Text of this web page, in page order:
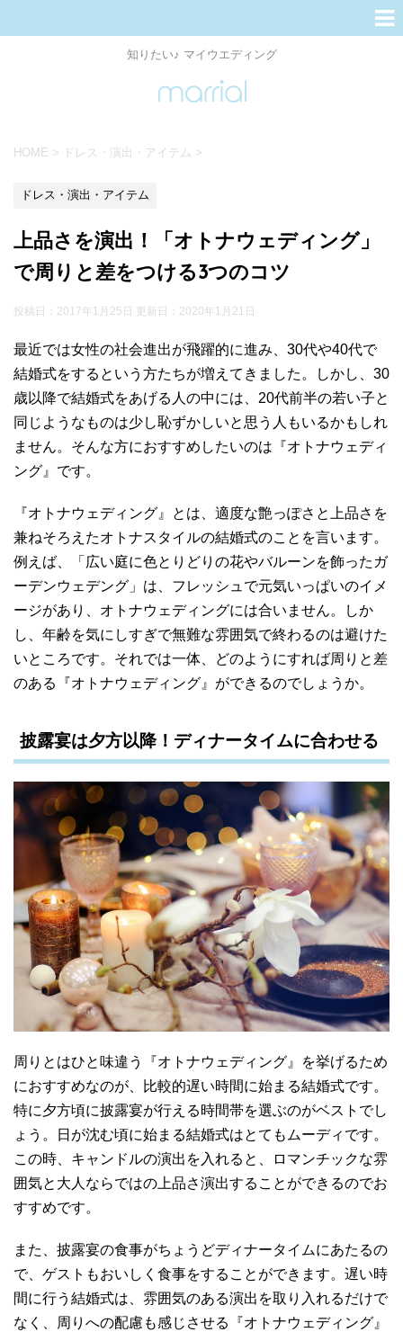
知りたい♪ マイウエディング
HOME > ドレス・演出・アイテム >
ドレス・演出・アイテム
上品さを演出！「オトナウェディング」
で周りと差をつける3つのコツ
投稿日：2017年1月25日 更新日： 2020年1月21日
最近では女性の社会進出が飛躍的に進み、30代や40代で
結婚式をするという方たちが増えてきました。しかし、30
歳以降で結婚式をあげる人の中には、20代前半の若い子と
同じようなものは少し恥ずかしいと思う人もいるかもしれ
ません。そんな方におすすめしたいのは『オトナウェディ
ング』です。
『オトナウェディング』とは、適度な艶っぽさと上品さを
兼ねそろえたオトナスタイルの結婚式のことを言います。
例えば、「広い庭に色とりどりの花やバルーンを飾ったガ
ーデンウェデング」は、フレッシュで元気いっぱいのイメ
ージがあり、オトナウェディングには合いません。しか
し、年齢を気にしすぎで無難な雰囲気で終わるのは避けた
いところです。それでは一体、どのようにすれば周りと差
のある『オトナウェディング』ができるのでしょうか。
披露宴は夕方以降！ディナータイムに合わせる
周りとはひと味違う『オトナウェディング』を挙げるため
におすすめなのが、比較的遅い時間に始まる結婚式です。
特に夕方頃に披露宴が行える時間帯を選ぶのがベストでし
ょう。日が沈む頃に始まる結婚式はとてもムーディです。
この時、キャンドルの演出を入れると、ロマンチックな雰
囲気と大人ならではの上品さ演出することができるのでお
すすめです。
また、披露宴の食事がちょうどディナータイムにあたるの
で、ゲストもおいしく食事をすることができます。遅い時
間に行う結婚式は、雰囲気のある演出を取り入れるだけで
なく、周りへの配慮も感じさせる『オトナウェディング』